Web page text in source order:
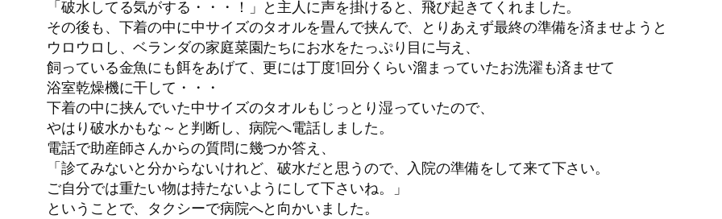
「破水してる気がする・・・！」と主人に声を掛けると、飛び起きてくれました。
その後も、下着の中に中サイズのタオルを畳んで挟んで、とりあえず最終の準備を済ませようと
ウロウロし、ベランダの家庭菜園たちにお水をたっぷり目に与え、
飼っている金魚にも餌をあげて、更には丁度1回分くらい溜まっていたお洗濯も済ませて
浴室乾燥機に干して・・・
下着の中に挟んでいた中サイズのタオルもじっとり湿っていたので、
やはり破水かもな～と判断し、病院へ電話しました。
電話で助産師さんからの質問に幾つか答え、
「診てみないと分からないけれど、破水だと思うので、入院の準備をして来て下さい。
ご自分では重たい物は持たないようにして下さいね。」
ということで、タクシーで病院へと向かいました。